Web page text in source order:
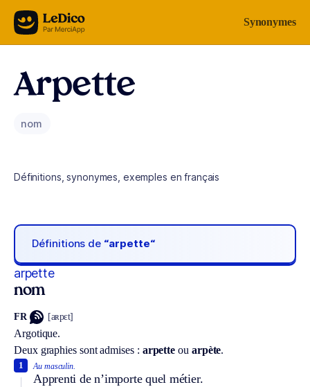
Aller au contenu Synonymes
Arpette
nom
Définitions, synonymes, exemples en français
Définitions de “arpette“
arpette
nom
FR [aʀpɛt]
Argotique.
Deux graphies sont admises : arpette ou arpète.
Au masculin.
Apprenti de n’importe quel métier.
1